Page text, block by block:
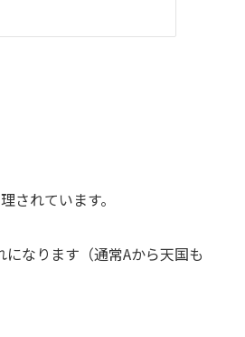
されています。
なります（通常Aから天国も